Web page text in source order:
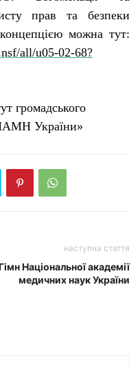
прав та безпеки
можна тут:
all/u05-02-68?
громадського
України»
наступна стаття
Національної академії
медичних наук України